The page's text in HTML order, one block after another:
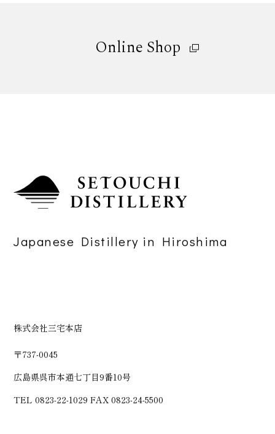
Online Shop
Japanese Distillery in Hiroshima
株式会社三宅本店
〒737-0045
広島県呉市本通七丁目9番10号
TEL 0823-22-1029 FAX 0823-24-5500